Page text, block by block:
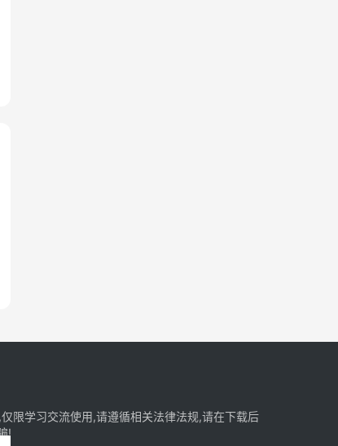
限学习交流使用,请遵循相关法律法规,请在下载后
!